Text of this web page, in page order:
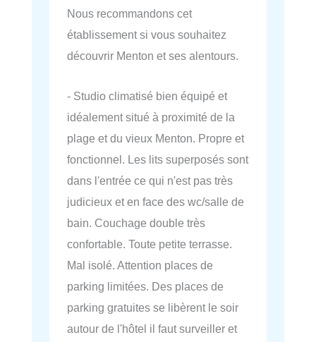
Nous recommandons cet
établissement si vous souhaitez
découvrir Menton et ses alentours.
- Studio climatisé bien équipé et
idéalement situé à proximité de la
plage et du vieux Menton. Propre et
fonctionnel. Les lits superposés sont
dans l'entrée ce qui n'est pas très
judicieux et en face des wc/salle de
bain. Couchage double très
confortable. Toute petite terrasse.
Mal isolé. Attention places de
parking limitées. Des places de
parking gratuites se libèrent le soir
autour de l'hôtel il faut surveiller et